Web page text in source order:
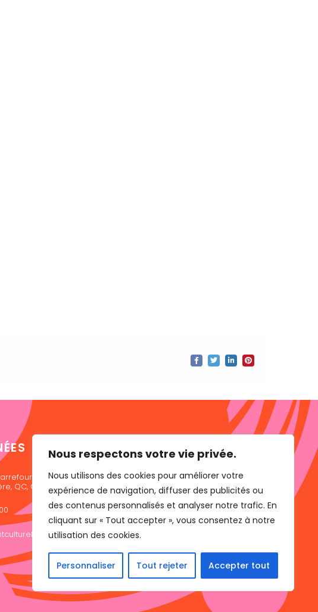
Nous respectons votre vie privée.
Nous utilisons des cookies pour améliorer votre
expérience de navigation, diffuser des publicités ou
des contenus personnalisés et analyser notre trafic. En
cliquant sur « Tout accepter », vous consentez à notre
utilisation des cookies.
Personnaliser Tout rejeter Accepter tout
local C,
QC, G0C 1V0
INFOLETTRE